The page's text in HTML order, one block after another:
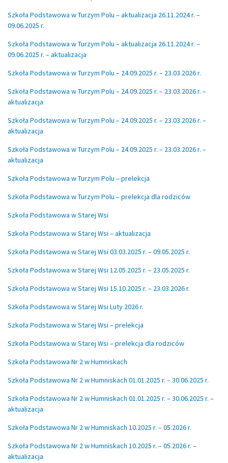
Szkoła Podstawowa w Turzym Polu – aktualizacja 26.11.2024 r. –
09.06.2025 r.
Szkoła Podstawowa w Turzym Polu – aktualizacja 26.11.2024 r. –
09.06.2025 r. – aktualizacja
Szkoła Podstawowa w Turzym Polu – 24.09.2025 r. – 23.03.2026 r.
Szkoła Podstawowa w Turzym Polu – 24.09.2025 r. – 23.03.2026 r. –
aktualizacja
Szkoła Podstawowa w Turzym Polu – 24.09.2025 r. – 23.03.2026 r. –
aktualizacja
Szkoła Podstawowa w Turzym Polu – 24.09.2025 r. – 23.03.2026 r. –
aktualizacja
Szkoła Podstawowa w Turzym Polu – prelekcja
Szkoła Podstawowa w Turzym Polu – prelekcja dla rodziców
Szkoła Podstawowa w Starej Wsi
Szkoła Podstawowa w Starej Wsi – aktualizacja
Szkoła Podstawowa w Starej Wsi 03.03.2025 r. – 09.05.2025 r.
Szkoła Podstawowa w Starej Wsi 12.05.2025 r. – 23.05.2025 r.
Szkoła Podstawowa w Starej Wsi 15.10.2025 r. – 23.03.2026 r.
Szkoła Podstawowa w Starej Wsi Luty 2026 r.
Szkoła Podstawowa w Starej Wsi – prelekcja
Szkoła Podstawowa w Starej Wsi – prelekcja dla rodziców
Szkoła Podstawowa Nr 2 w Humniskach
Szkoła Podstawowa Nr 2 w Humniskach 01.01.2025 r. – 30.06.2025 r.
Szkoła Podstawowa Nr 2 w Humniskach 01.01.2025 r. – 30.06.2025 r. –
aktualizacja
Szkoła Podstawowa Nr 2 w Humniskach 10.2025 r. – 05.2026 r.
Szkoła Podstawowa Nr 2 w Humniskach 10.2025 r. – 05.2026 r. –
aktualizacja